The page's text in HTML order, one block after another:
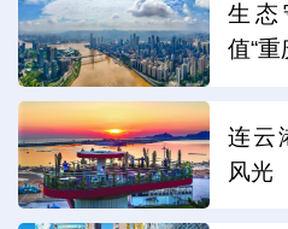
生态
值“重
连云
风光